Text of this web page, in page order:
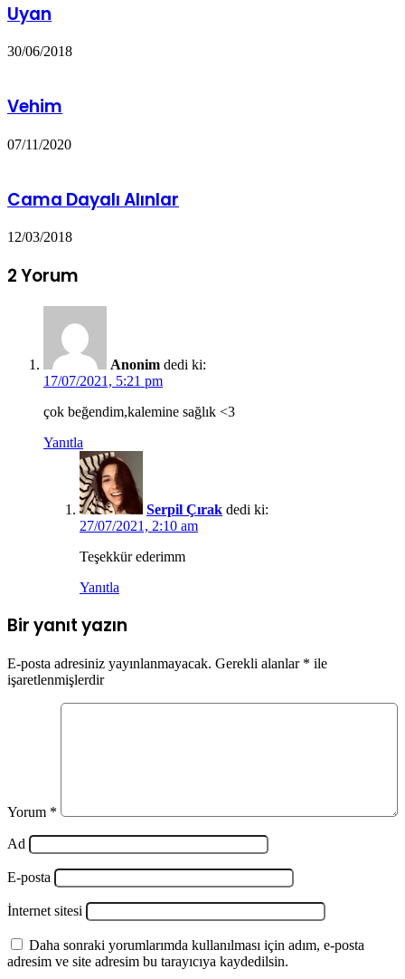
Uyan
30/06/2018
Vehim
07/11/2020
Cama Dayalı Alınlar
12/03/2018
2 Yorum
Anonim dedi ki:
17/07/2021, 5:21 pm
çok beğendim,kalemine sağlık <3
Yanıtla
Serpil Çırak dedi ki:
27/07/2021, 2:10 am
Teşekkür ederimm
Yanıtla
Bir yanıt yazın
E-posta adresiniz yayınlanmayacak. Gerekli alanlar * ile
işaretlenmişlerdir
Yorum *
Ad
E-posta
İnternet sitesi
Daha sonraki yorumlarımda kullanılması için adım, e-posta
adresim ve site adresim bu tarayıcıya kaydedilsin.